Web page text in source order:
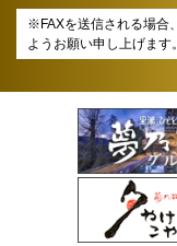
※FAXを送信される場合
ようお願い申し上げます。